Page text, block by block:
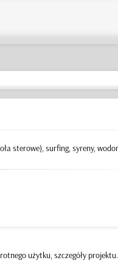
sterowe), surfing, syreny,
użytku, szczegóły